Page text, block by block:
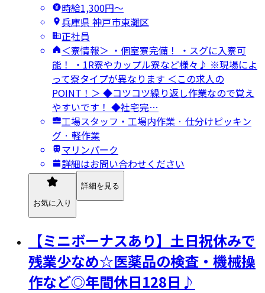
時給1,300円〜
兵庫県 神戸市東灘区
正社員
＜寮情報＞ ・個室寮完備！ ・スグに入寮可
能！ ・1R寮やカップル寮など様々♪ ※現場によ
って寮タイプが異なります ＜この求人の
POINT！＞ ◆コツコツ繰り返し作業なので覚え
やすいです！ ◆社宅完…
工場スタッフ・工場内作業 · 仕分けピッキン
グ · 軽作業
マリンパーク
詳細はお問い合わせください
お気に入り
詳細を見る
【ミニボーナスあり】土日祝休みで
残業少なめ☆医薬品の検査・機械操
作など◎年間休日128日♪